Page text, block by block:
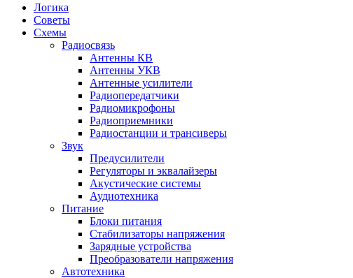
Логика
Советы
Схемы
Радиосвязь
Антенны КВ
Антенны УКВ
Антенные усилители
Радиопередатчики
Радиомикрофоны
Радиоприемники
Радиостанции и трансиверы
Звук
Предусилители
Регуляторы и эквалайзеры
Акустические системы
Аудиотехника
Питание
Блоки питания
Стабилизаторы напряжения
Зарядные устройства
Преобразователи напряжения
Автотехника